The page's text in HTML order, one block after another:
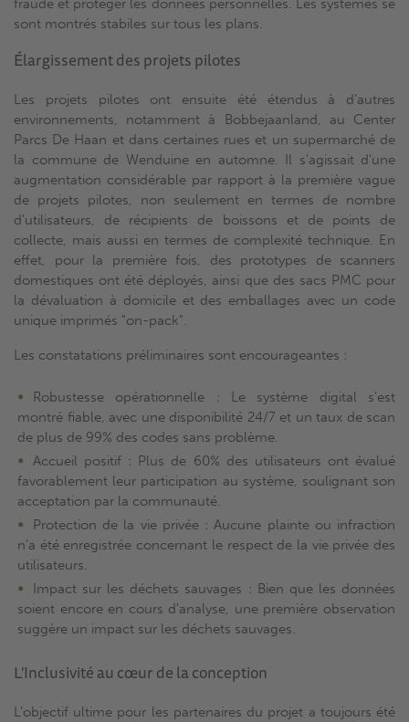
fraude et protéger les données personnelles. Les systèmes se
sont montrés stabiles sur tous les plans.
Élargissement des projets pilotes
Les projets pilotes ont ensuite été étendus à d’autres
environnements, notamment à Bobbejaanland, au Center
Parcs De Haan et dans certaines rues et un supermarché de
la commune de Wenduine en automne. Il s'agissait d'une
augmentation considérable par rapport à la première vague
de projets pilotes, non seulement en termes de nombre
d'utilisateurs, de récipients de boissons et de points de
collecte, mais aussi en termes de complexité technique. En
effet, pour la première fois, des prototypes de scanners
domestiques ont été déployés, ainsi que des sacs PMC pour
la dévaluation à domicile et des emballages avec un code
unique imprimés "on-pack".
Les constatations préliminaires sont encourageantes :
Robustesse opérationnelle : Le système digital s'est
montré fiable, avec une disponibilité 24/7 et un taux de scan
de plus de 99% des codes sans problème.
Accueil positif : Plus de 60% des utilisateurs ont évalué
favorablement leur participation au système, soulignant son
acceptation par la communauté.
Protection de la vie privée : Aucune plainte ou infraction
n'a été enregistrée concernant le respect de la vie privée des
utilisateurs.
Impact sur les déchets sauvages : Bien que les données
soient encore en cours d'analyse, une première observation
suggère un impact sur les déchets sauvages.
L'Inclusivité au cœur de la conception
L’objectif ultime pour les partenaires du projet a toujours été